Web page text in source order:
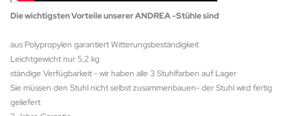
Die wichtigsten Vorteile unserer ANDREA -Stühle sind
aus Polypropylen garantiert Witterungsbeständigkeit
Leichtgewicht nur 5,2 kg
ständige Verfügbarkeit - wir haben alle 3 Stuhlfarben auf Lager
Sie müssen den Stuhl nicht selbst zusammenbauen- der Stuhl wird fertig
geliefert